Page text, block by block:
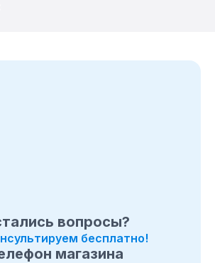
вопросы?
бесплатно!
магазина